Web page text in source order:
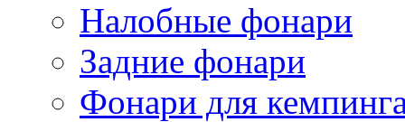
Налобные фонари
Задние фонари
Фонари для